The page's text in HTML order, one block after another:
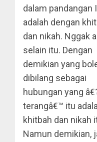
dalam pandangan
adalah dengan
dan nikah. Nggak
selain itu. Dengan
demikian yang
dibilang sebagai
hubungan yang
terangâ€™ itu
khitbah dan nikah
Namun demikian,